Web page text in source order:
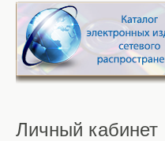
Личный кабинет